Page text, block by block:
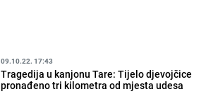
09.10.22. 17:43
Tragedija u kanjonu Tare: Tijelo djevojčice
pronađeno tri kilometra od mjesta udesa